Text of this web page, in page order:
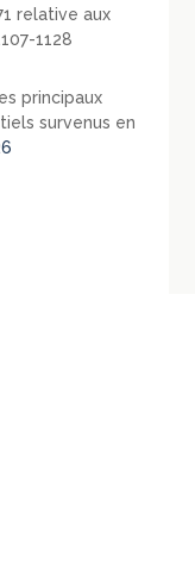
relative aux
1128
principaux
survenus en